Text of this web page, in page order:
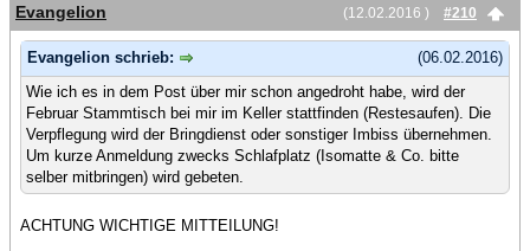
(12.02.2016 )
#210
Evangelion
(06.02.2016)
Evangelion schrieb:
Wie ich es in dem Post über mir schon angedroht habe, wird der
Februar Stammtisch bei mir im Keller stattfinden (Restesaufen). Die
Verpflegung wird der Bringdienst oder sonstiger Imbiss übernehmen.
Um kurze Anmeldung zwecks Schlafplatz (Isomatte & Co. bitte
selber mitbringen) wird gebeten.
ACHTUNG WICHTIGE MITTEILUNG!